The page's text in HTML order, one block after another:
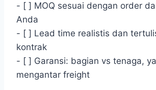
- [ ] MOQ sesuai dengan order
Anda
- [ ] Lead time realistis dan
kontrak
- [ ] Garansi: bagian vs tenaga,
mengantar freight